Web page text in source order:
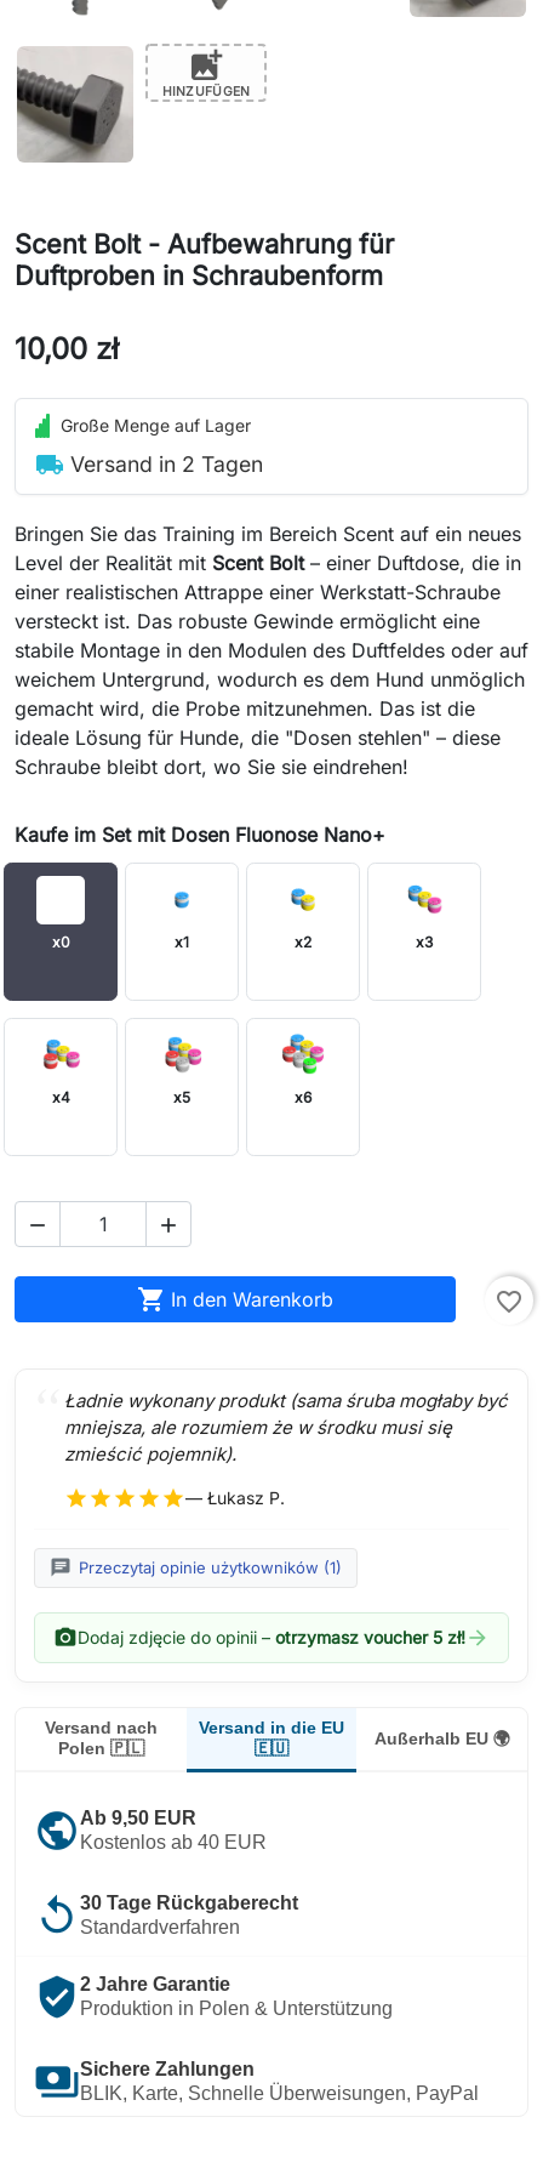
add_photo_alternate
HINZUFÜGEN
Scent Bolt - Aufbewahrung für
Duftproben in Schraubenform
10,00 zł
Große Menge auf Lager
local_shipping Versand in 2 Tagen
Bringen Sie das Training im Bereich Scent auf ein neues
Level der Realität mit Scent Bolt– einer Duftdose, die in
einer realistischen Attrappe einer Werkstatt-Schraube
versteckt ist. Das robuste Gewinde ermöglicht eine
stabile Montage in den Modulen des Duftfeldes oder auf
weichem Untergrund, wodurch es dem Hund unmöglich
gemacht wird, die Probe mitzunehmen. Das ist die
ideale Lösung für Hunde, die "Dosen stehlen" – diese
Schraube bleibt dort, wo Sie sie eindrehen!
Kaufe im Set mit Dosen Fluonose Nano+
x0 x1 x2 x3
x4 x5 x6
 
 In den Warenkorb favorite_border
Ładnie wykonany produkt (sama śruba mogłaby być
mniejsza, ale rozumiem że w środku musi się
zmieścić pojemnik).
star star star star star— Łukasz P.
chat Przeczytaj opinie użytkowników (1)
photo_cameraDodaj zdjęcie do opinii – otrzymasz voucher 5 zł!arrow_forward
Versand nach
Polen 🇵🇱
Versand in die EU
🇪🇺
Außerhalb EU 🌍
public Ab 9,50 EUR
Kostenlos ab 40 EUR
replay 30 Tage Rückgaberecht
Standardverfahren
verified_user 2 Jahre Garantie
Produktion in Polen & Unterstützung
paymentsSichere Zahlungen
BLIK, Karte, Schnelle Überweisungen, PayPal